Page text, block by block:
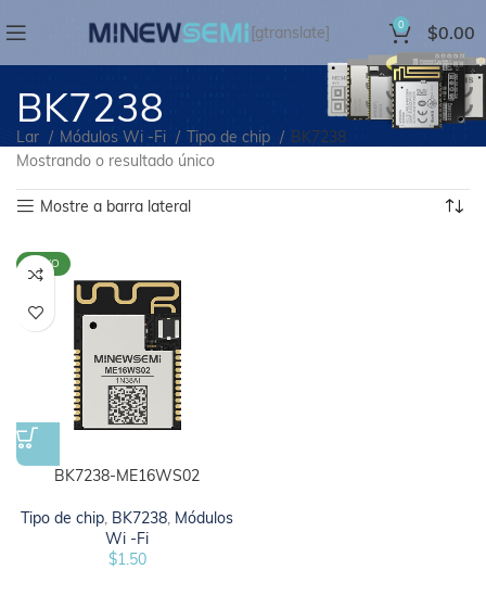
[gtranslate] 0 $0.00
BK7238
Lar Módulos Wi -Fi Tipo de chip
BK7238
Mostrando o resultado único
Mostre a barra lateral
NOVO
BK7238-ME16WS02
Tipo de chip, BK7238, Módulos
Wi -Fi
$1.50